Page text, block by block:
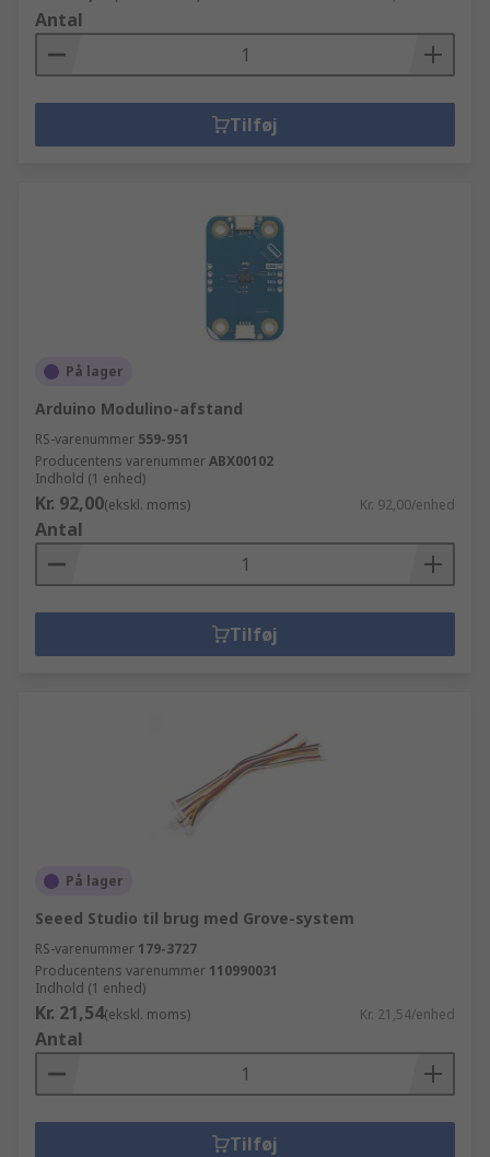
Antal
Tilføj
På lager
Arduino Modulino-afstand
RS-varenummer 559-951
Producentens varenummerABX00102
Indhold (1 enhed)
Kr. 92,00(ekskl. moms) Kr. 92,00/enhed
Antal
Tilføj
På lager
Seeed Studio til brug med Grove-system
RS-varenummer 179-3727
Producentens varenummer 110990031
Indhold (1 enhed)
Kr. 21,54(ekskl. moms) Kr. 21,54/enhed
Antal
Tilføj